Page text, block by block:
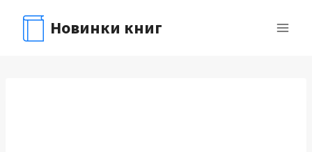
содержимому
Новинки книг